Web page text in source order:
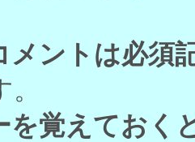
メントは必須
を覚えておく